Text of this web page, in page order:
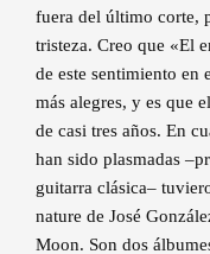
fuera del último corte,
tristeza. Creo que «El
de este sentimiento en
más alegres, y es que
de casi tres años. En
han sido plasmadas
guitarra clásica–
nature de José
Moon. Son dos